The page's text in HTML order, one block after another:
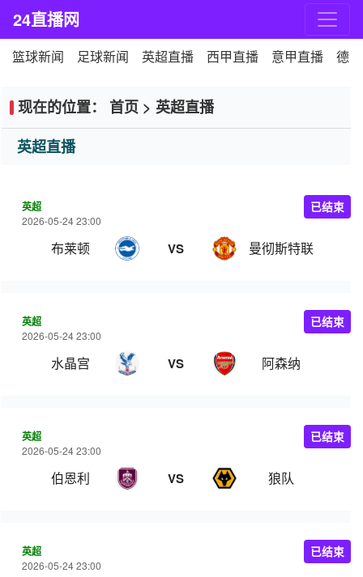
24直播网
篮球新闻 足球新闻 英超直播 西甲直播 意甲直播 德
现在的位置： 首页 > 英超直播
英超直播
英超
2026-05-24 23:00
布莱顿 VS 曼彻斯特联
已结束
英超
2026-05-24 23:00
水晶宫 VS 阿森纳
已结束
英超
2026-05-24 23:00
伯恩利 VS 狼队
已结束
英超
2026-05-24 23:00
已结束